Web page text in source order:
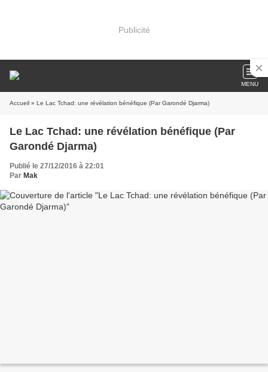
Publicité
MENU
Accueil » Le Lac Tchad: une révélation bénéfique (Par Garondé Djarma)
Le Lac Tchad: une révélation bénéfique (Par
Garondé Djarma)
Publié le 27/12/2016 à 22:01
Par Mak